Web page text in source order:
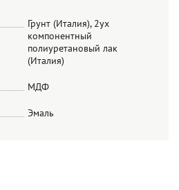
Грунт (Италия), 2ух
компонентный
полиуретановый лак
(Италия)
МДФ
Эмаль